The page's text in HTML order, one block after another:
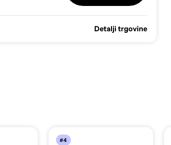
Detalji trgovine
#4